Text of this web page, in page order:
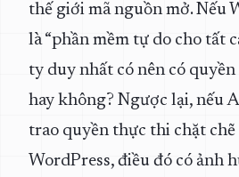
thế giới mã nguồn mở. Nếu
là “phần mềm tự do cho tất
ty duy nhất có nên có
hay không? Ngược lại, nếu
trao quyền thực thi chặt
WordPress, điều đó có ảnh